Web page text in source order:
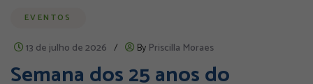
EVENTOS
13 de julho de 2026 / By Priscilla Moraes
Semana dos 25 anos do